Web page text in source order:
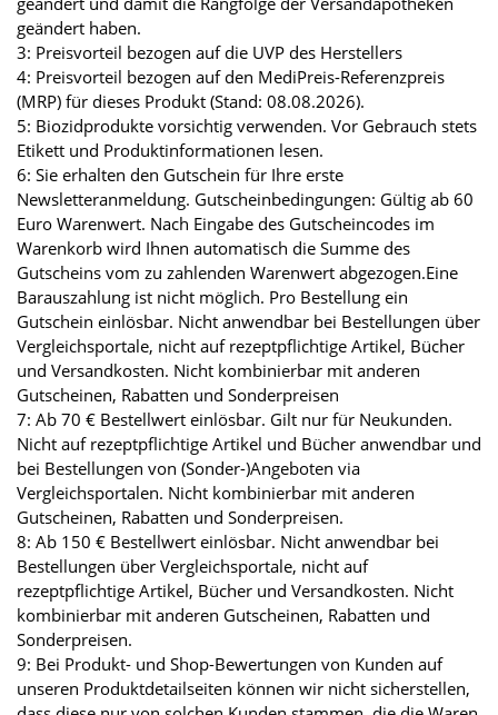
geändert haben.
3: Preisvorteil bezogen auf die UVP des Herstellers
4: Preisvorteil bezogen auf den MediPreis-Referenzpreis
(MRP) für dieses Produkt (Stand: 08.08.2026).
5: Biozidprodukte vorsichtig verwenden. Vor Gebrauch stets
Etikett und Produktinformationen lesen.
6: Sie erhalten den Gutschein für Ihre erste
Newsletteranmeldung. Gutscheinbedingungen: Gültig ab 60
Euro Warenwert. Nach Eingabe des Gutscheincodes im
Warenkorb wird Ihnen automatisch die Summe des
Gutscheins vom zu zahlenden Warenwert abgezogen.Eine
Barauszahlung ist nicht möglich. Pro Bestellung ein
Gutschein einlösbar. Nicht anwendbar bei Bestellungen über
Vergleichsportale, nicht auf rezeptpflichtige Artikel, Bücher
und Versandkosten. Nicht kombinierbar mit anderen
Gutscheinen, Rabatten und Sonderpreisen
7: Ab 70 € Bestellwert einlösbar. Gilt nur für Neukunden.
Nicht auf rezeptpflichtige Artikel und Bücher anwendbar und
bei Bestellungen von (Sonder-)Angeboten via
Vergleichsportalen. Nicht kombinierbar mit anderen
Gutscheinen, Rabatten und Sonderpreisen.
8: Ab 150 € Bestellwert einlösbar. Nicht anwendbar bei
Bestellungen über Vergleichsportale, nicht auf
rezeptpflichtige Artikel, Bücher und Versandkosten. Nicht
kombinierbar mit anderen Gutscheinen, Rabatten und
Sonderpreisen.
9: Bei Produkt- und Shop-Bewertungen von Kunden auf
unseren Produktdetailseiten können wir nicht sicherstellen,